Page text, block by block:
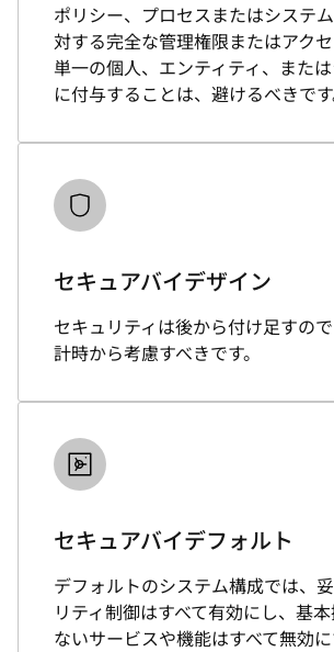
ポリシー、プロセスまたはシステ
対する完全な管理権限またはアクセ
単一の個人、エンティティ、また
に付与することは、避けるべきです
セキュアバイデザイン
セキュリティは後から付け足すの
計時から考慮すべきです。
セキュアバイデフォルト
デフォルトのシステム構成では、
リティ制御はすべて有効にし、基
ないサービスや機能はすべて無効に